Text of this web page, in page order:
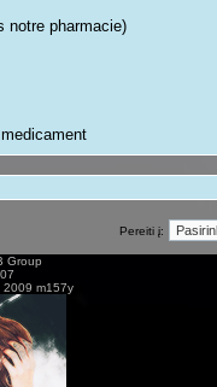
notre pharmacie)
Pereiti į:
Group
2009 m157y